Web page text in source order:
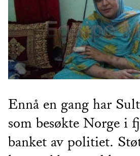
Ennå en gang har
som besøkte Norge i
banket av politiet.